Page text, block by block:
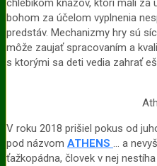
chlebíkom kňazov, ktorí mali za
bohom za účelom vyplnenia
predstáv. Mechanizmy hry sú
môže zaujať spracovaním a
s ktorými sa deti vedia zahrať
V roku 2018 prišiel pokus od
pod názvom ATHENS … a
ťažkopádna, človek v nej